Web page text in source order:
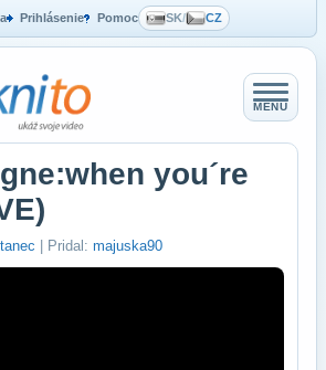
Prihlásenie Pomoc SK/ CZ
MENU
you´re
| Pridal: majuska90